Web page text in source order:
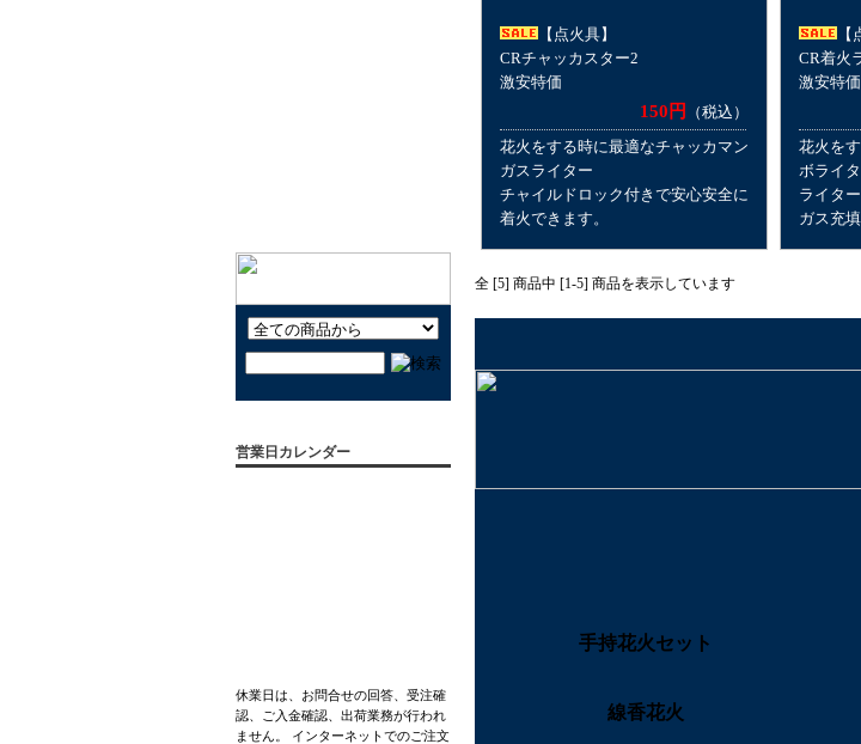
営業日カレンダー
休業日は、お問合せの回答、受注確
認、ご入金確認、出荷業務が行われ
ません。 インターネットでのご注文
【点火具】
CRチャッカスター2
激安特価
150円
（税込）
花火をする時に最適なチャッカマン
ガスライター
チャイルドロック付きで安心安全に
着火できます。
【
CR着火
激安特価
花火を
ボライ
ライター
ガス充
全 [5] 商品中 [1-5] 商品を表示しています
手持花火セット
線香花火